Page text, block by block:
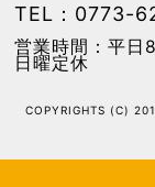
TEL：0773-
営業時間：平
日曜定休
COPYRIGHTS (C)